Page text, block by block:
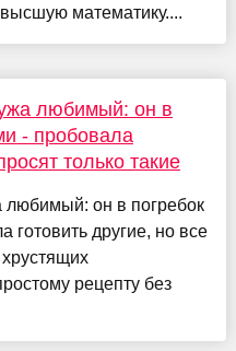
математику....
любимый: он в
- пробовала
только такие
любимый: он в погребок
готовить другие, но все
хрустящих
рецепту без